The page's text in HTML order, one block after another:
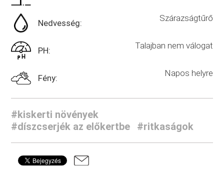
Nedvesség: Szárazságtűrő
PH: Talajban nem válogat
Fény: Napos helyre
#kiskerti növények
#díszcserjék az előkertbe
#ritkaságok